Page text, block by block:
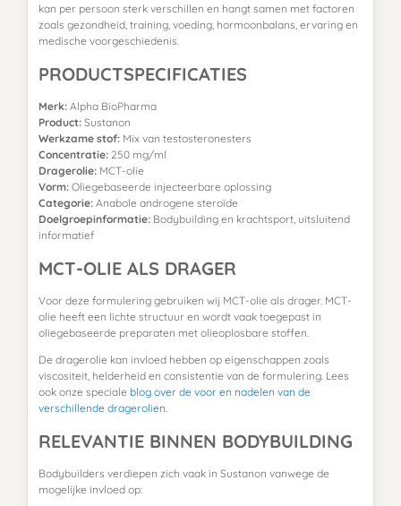
kan per persoon sterk verschillen en hangt samen met factoren
zoals gezondheid, training, voeding, hormoonbalans, ervaring en
medische voorgeschiedenis.
PRODUCTSPECIFICATIES
Merk: Alpha BioPharma
Product: Sustanon
Werkzame stof: Mix van testosteronesters
Concentratie: 250 mg/ml
Dragerolie: MCT-olie
Vorm: Oliegebaseerde injecteerbare oplossing
Categorie: Anabole androgene steroïde
Doelgroepinformatie: Bodybuilding en krachtsport, uitsluitend
informatief
MCT-OLIE ALS DRAGER
Voor deze formulering gebruiken wij MCT-olie als drager. MCT-
olie heeft een lichte structuur en wordt vaak toegepast in
oliegebaseerde preparaten met olieoplosbare stoffen.
De dragerolie kan invloed hebben op eigenschappen zoals
viscositeit, helderheid en consistentie van de formulering. Lees
ook onze speciale blog over de voor en nadelen van de
verschillende dragerolien
RELEVANTIE BINNEN BODYBUILDING
Bodybuilders verdiepen zich vaak in Sustanon vanwege de
mogelijke invloed op: